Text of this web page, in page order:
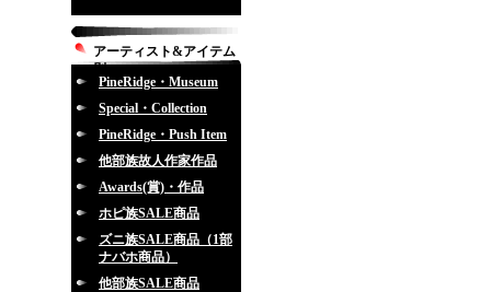
アーティスト&アイテム
別
PineRidge・Museum
Special・Collection
PineRidge・Push Item
他部族故人作家作品
Awards(賞)・作品
ホピ族SALE商品
ズニ族SALE商品（1部
ナバホ商品）
他部族SALE商品